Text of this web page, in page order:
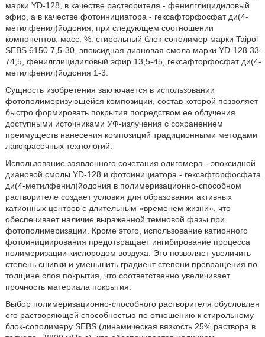
марки YD-128, в качестве растворителя - фенилглицидиловый
эфир, а в качестве фотоинициатора - гексафторфосфат ди(4-
метилфенил)йодония, при следующем соотношении
компонентов, масс. %: стирольный блок-сополимер марки Taipol
SEBS 6150 7,5-30, эпоксидная диановая смола марки YD-128 33-
74,5, фенилглицидиловый эфир 13,5-45, гексафторфосфат ди(4-
метилфенил)йодония 1-3.
Сущность изобретения заключается в использовании
фотополимеризующейся композиции, состав которой позволяет
быстро формировать покрытия посредством ее облучения
доступными источниками УФ-излучения с сохранением
преимуществ нанесения композиций традиционными методами
лакокрасочных технологий.
Использование заявленного сочетания олигомера - эпоксидной
диановой смолы YD-128 и фотоинициатора - гексафторфосфата
ди(4-метилфенил)йодония в полимеризационно-способном
растворителе создает условия для образования активных
катионных центров с длительным «временем жизни», что
обеспечивает наличие выраженной темновой фазы при
фотополимеризации. Кроме этого, использование катионного
фотоинициирования предотвращает ингибирование процесса
полимеризации кислородом воздуха. Это позволяет увеличить
степень сшивки и уменьшить градиент степени превращения по
толщине слоя покрытия, что соответственно увеличивает
прочность материала покрытия.
Выбор полимеризационно-способного растворителя обусловлен
его растворяющей способностью по отношению к стирольному
блок-сополимеру SEBS (динамическая вязкость 25% раствора в